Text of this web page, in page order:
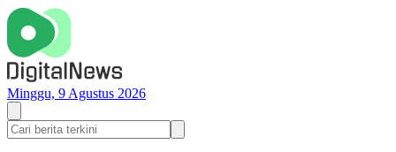
Minggu, 9 Agustus 2026